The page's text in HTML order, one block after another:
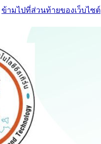
ข้ามไปที่ส่วนท้ายของเว็บไซต์